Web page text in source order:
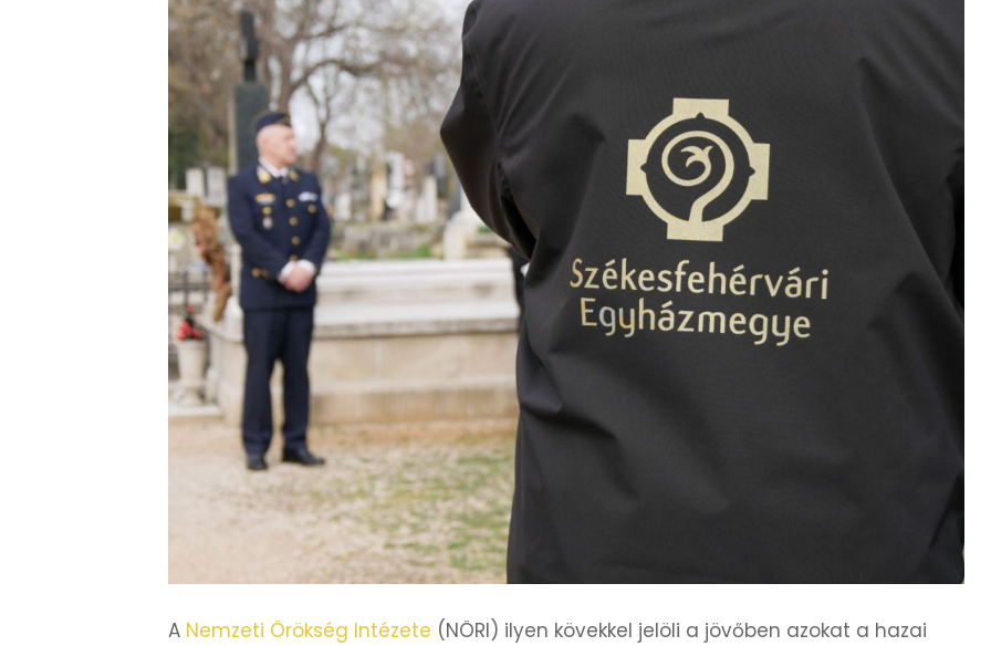
A Nemzeti Örökség Intézete (NÖRI) ilyen kövekkel jelöli a jövőben azokat a hazai